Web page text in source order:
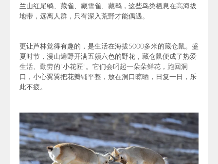
兰山红尾鸲、 藏雀 藏雪雀、藏鹀 ，这些鸟类栖息在高海拔
地带，远离人群，只有深入荒野才能偶遇。
更让芦林觉得有趣的，是生活在海拔5000多米的藏仓鼠。盛
夏时节，漫山遍野开满五颜六色的野花，藏仓鼠便成了热爱
生活、勤劳的“小花匠”。它们会叼起一朵朵鲜花，跑回洞
口，小心翼翼把花瓣铺平整，放在洞口晾晒，日复一日，乐
此不疲。